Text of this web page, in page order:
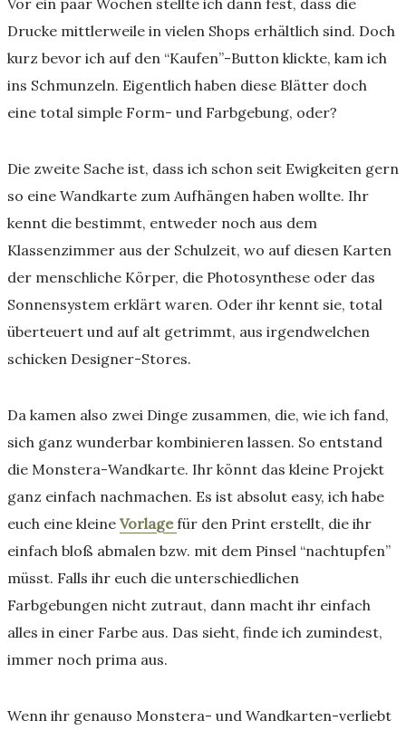
Drucke mittlerweile in vielen Shops erhältlich sind. Doch
kurz bevor ich auf den “Kaufen”-Button klickte, kam ich
ins Schmunzeln. Eigentlich haben diese Blätter doch
eine total simple Form- und Farbgebung, oder?
Die zweite Sache ist, dass ich schon seit Ewigkeiten gern
so eine Wandkarte zum Aufhängen haben wollte. Ihr
kennt die bestimmt, entweder noch aus dem
Klassenzimmer aus der Schulzeit, wo auf diesen Karten
der menschliche Körper, die Photosynthese oder das
Sonnensystem erklärt waren. Oder ihr kennt sie, total
überteuert und auf alt getrimmt, aus irgendwelchen
schicken Designer-Stores.
Da kamen also zwei Dinge zusammen, die, wie ich fand,
sich ganz wunderbar kombinieren lassen. So entstand
die Monstera-Wandkarte. Ihr könnt das kleine Projekt
ganz einfach nachmachen. Es ist absolut easy, ich habe
euch eine kleine Vorlage für den Print erstellt, die ihr
einfach bloß abmalen bzw. mit dem Pinsel “nachtupfen”
müsst. Falls ihr euch die unterschiedlichen
Farbgebungen nicht zutraut, dann macht ihr einfach
alles in einer Farbe aus. Das sieht, finde ich zumindest,
immer noch prima aus.
Wenn ihr genauso Monstera- und Wandkarten-verliebt